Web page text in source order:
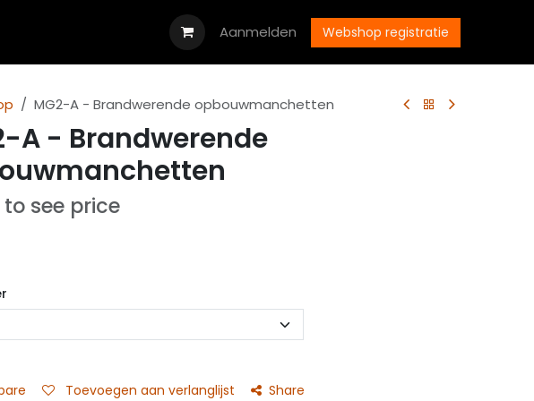
Vacatures Neem contact op met ons
Aanmelden Webshop registratie
MG2-A - Brandwerende opbouwmanchetten
A - Brandwerende
to see price
Toevoegen aan verlanglijst Share